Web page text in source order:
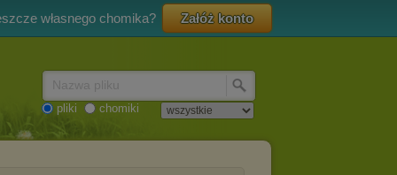
własnego chomika? Załóż konto
pliki chomiki